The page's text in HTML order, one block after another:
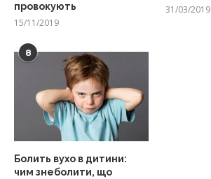
провокують
15/11/2019
31/03/2019
8
Болить вухо в дитини:
чим знеболити, що